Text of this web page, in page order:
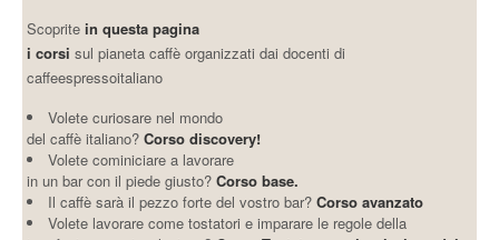
Scopritein questa pagina
i corsi sul pianeta caffè organizzati dai docenti di
caffeespressoitaliano
Volete curiosare nel mondo
del caffè italiano? Corso discovery!
Volete cominiciare a lavorare
in un bar con il piede giusto? Corso base.
Il caffè sarà il pezzo forte del vostro bar?Corso avanzato
Volete lavorare come tostatori e imparare le regole della